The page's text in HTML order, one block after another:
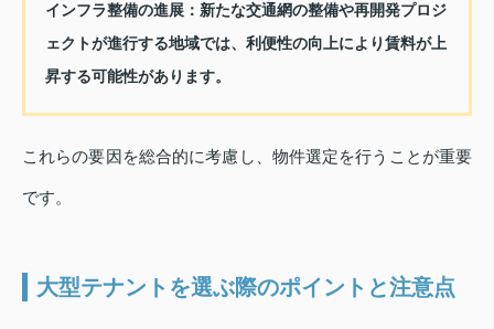
インフラ整備の進展： 新たな交通網の整備や再開発プロジ
ェクトが進行する地域では、利便性の向上により賃料が上
昇する可能性があります。
これらの要因を総合的に考慮し、物件選定を行うことが重要
です。
大型テナントを選ぶ際のポイントと注意点